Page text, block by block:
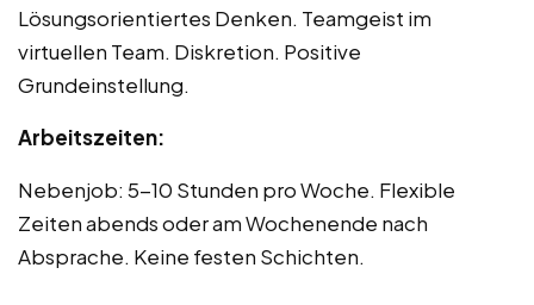
Lösungsorientiertes Denken. Teamgeist im
virtuellen Team. Diskretion. Positive
Grundeinstellung.
Arbeitszeiten:
Nebenjob: 5-10 Stunden pro Woche. Flexible
Zeiten abends oder am Wochenende nach
Absprache. Keine festen Schichten.